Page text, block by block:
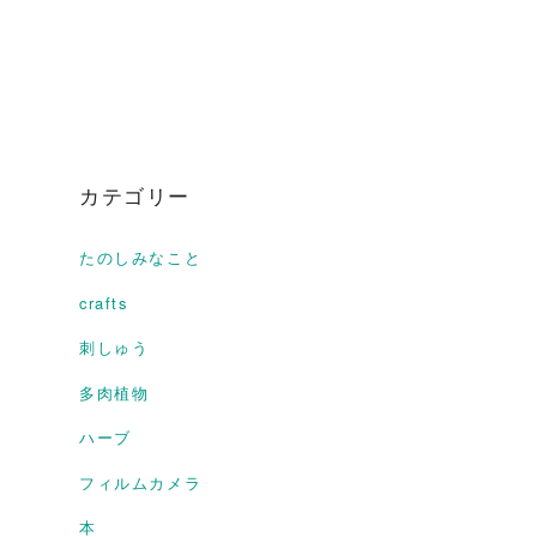
カテゴリー
たのしみなこと
crafts
刺しゅう
多肉植物
ハーブ
フィルムカメラ
本